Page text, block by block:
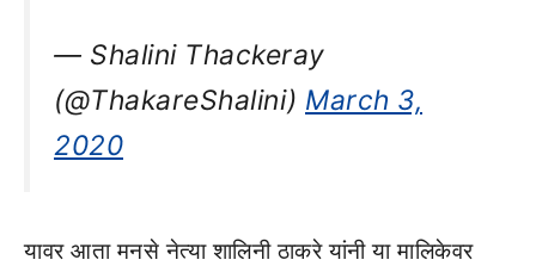
— Shalini Thackeray
(@ThakareShalini) March 3,
2020
यावर आता मनसे नेत्या शालिनी ठाकरे यांनी या मालिकेवर